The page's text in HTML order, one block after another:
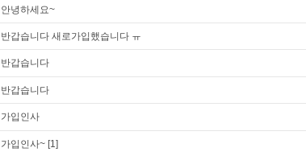
안녕하세요~
반갑습니다 새로가입했습니다 ㅠ
반갑습니다
반갑습니다
가입인사
가입인사~ [1]